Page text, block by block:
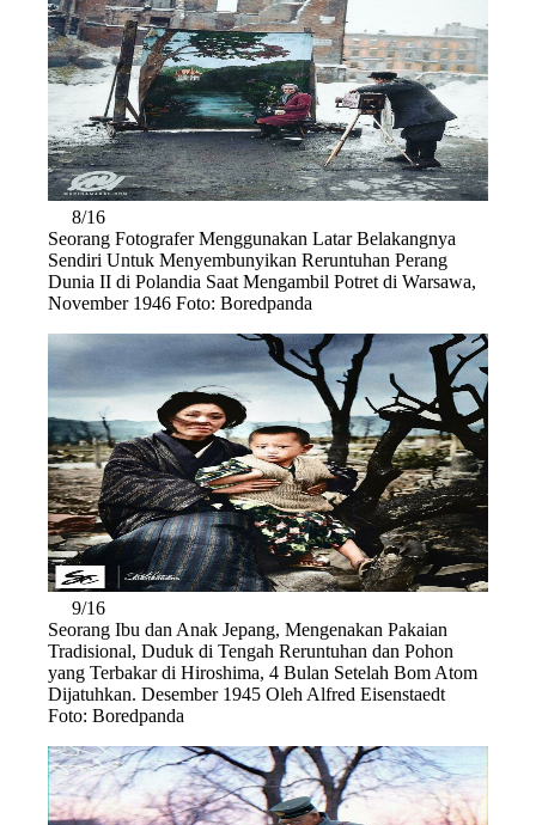
8/16
Seorang Fotografer Menggunakan Latar Belakangnya
Sendiri Untuk Menyembunyikan Reruntuhan Perang
Dunia II di Polandia Saat Mengambil Potret di Warsawa,
November 1946 Foto: Boredpanda
9/16
Seorang Ibu dan Anak Jepang, Mengenakan Pakaian
Tradisional, Duduk di Tengah Reruntuhan dan Pohon
yang Terbakar di Hiroshima, 4 Bulan Setelah Bom Atom
Dijatuhkan. Desember 1945 Oleh Alfred Eisenstaedt
Foto: Boredpanda